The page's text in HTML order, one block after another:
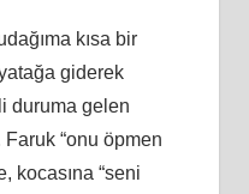
kısa bir
giderek
duruma gelen
Faruk “onu öpmen
kocasına “seni